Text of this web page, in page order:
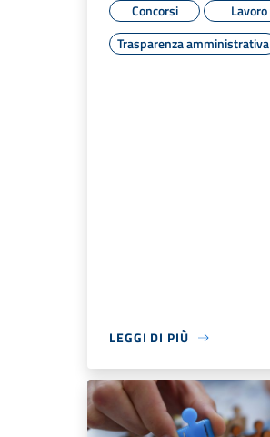
Concorsi
Lavoro
Trasparenza amministrativa
LEGGI DI PIÙ